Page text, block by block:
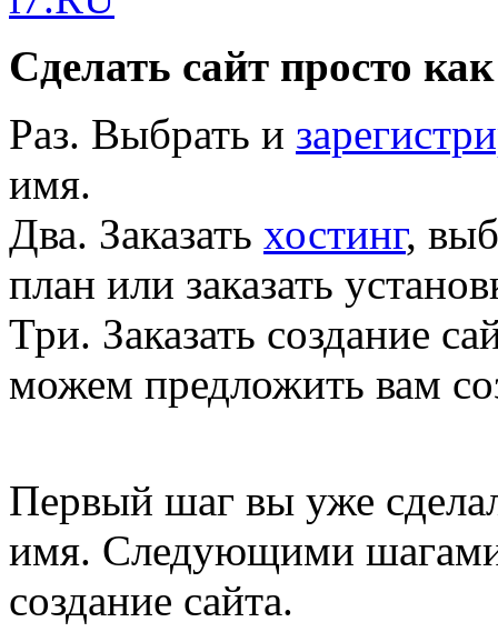
Сделать сайт просто как
Раз. Выбрать и
имя.
Два. Заказать хостинг,
план или заказать
Три. Заказать создание
можем предложить вам
Первый шаг вы уже
имя. Следующими шагами
создание сайта.